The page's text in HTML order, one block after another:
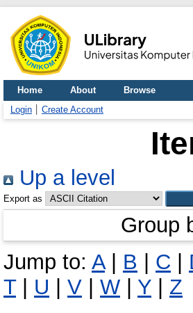
Home About
Browse
Login
Create Account
Up a level
Export as
Group
Jump to: A| B C
T| U V W Y
Z